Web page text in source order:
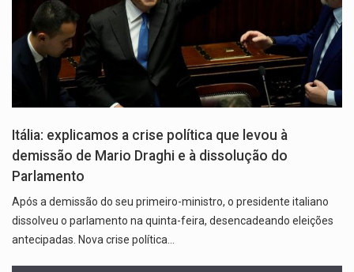
Itália: explicamos a crise política que levou à
demissão de Mario Draghi e à dissolução do
Parlamento
Após a demissão do seu primeiro-ministro, o presidente italiano
dissolveu o parlamento na quinta-feira, desencadeando eleições
antecipadas. Nova crise política…